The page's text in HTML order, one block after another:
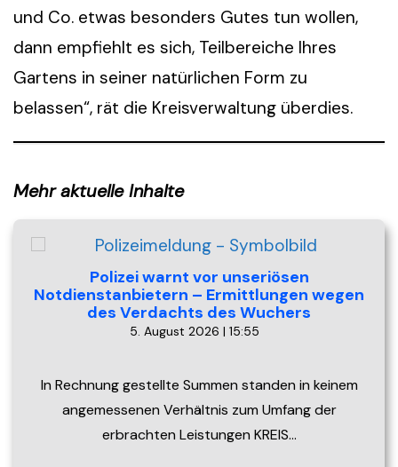
und Co. etwas besonders Gutes tun wollen,
dann empfiehlt es sich, Teilbereiche Ihres
Gartens in seiner natürlichen Form zu
belassen“, rät die Kreisverwaltung überdies.
Mehr aktuelle Inhalte
Polizei warnt vor unseriösen
Notdienstanbietern – Ermittlungen wegen
des Verdachts des Wuchers
5. August 2026 | 15:55
In Rechnung gestellte Summen standen in keinem
angemessenen Verhältnis zum Umfang der
erbrachten Leistungen KREIS…